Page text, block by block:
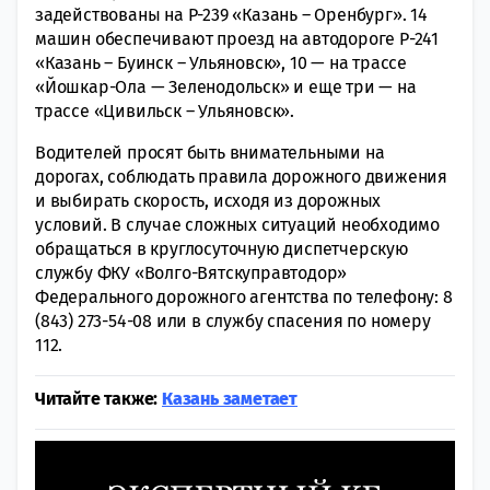
задействованы на Р-239 «Казань – Оренбург». 14
машин обеспечивают проезд на автодороге Р-241
«Казань – Буинск – Ульяновск», 10 — на трассе
«Йошкар-Ола — Зеленодольск» и еще три — на
трассе «Цивильск – Ульяновск».
Водителей просят быть внимательными на
дорогах, соблюдать правила дорожного движения
и выбирать скорость, исходя из дорожных
условий. В случае сложных ситуаций необходимо
обращаться в круглосуточную диспетчерскую
службу ФКУ «Волго-Вятскуправтодор»
Федерального дорожного агентства по телефону: 8
(843) 273-54-08 или в службу спасения по номеру
112.
Читайте также: Казань заметает